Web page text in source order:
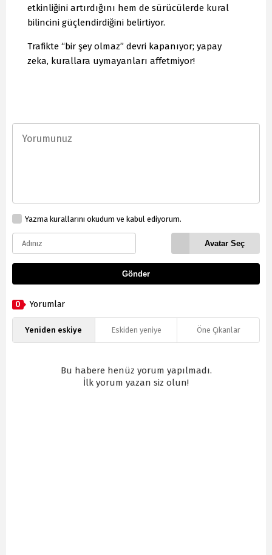
etkinliğini artırdığını hem de sürücülerde kural
bilincini güçlendirdiğini belirtiyor.
Trafikte “bir şey olmaz” devri kapanıyor; yapay
zeka, kurallara uymayanları affetmiyor!
Yazma kurallarını okudum ve kabul ediyorum.
Avatar Seç
Gönder
0 Yorumlar
Yeniden eskiye Eskiden yeniye Öne Çıkanlar
Bu habere henüz yorum yapılmadı.
İlk yorum yazan siz olun!